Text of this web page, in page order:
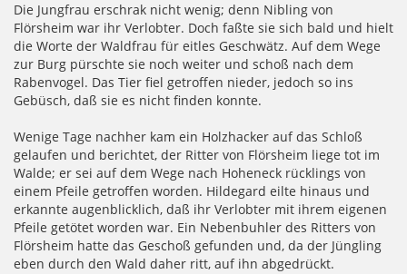
Die Jungfrau erschrak nicht wenig; denn Nibling von
Flörsheim war ihr Verlobter. Doch faßte sie sich bald und hielt
die Worte der Waldfrau für eitles Geschwätz. Auf dem Wege
zur Burg pürschte sie noch weiter und schoß nach dem
Rabenvogel. Das Tier fiel getroffen nieder, jedoch so ins
Gebüsch, daß sie es nicht finden konnte.
Wenige Tage nachher kam ein Holzhacker auf das Schloß
gelaufen und berichtet, der Ritter von Flörsheim liege tot im
Walde; er sei auf dem Wege nach Hoheneck rücklings von
einem Pfeile getroffen worden. Hildegard eilte hinaus und
erkannte augenblicklich, daß ihr Verlobter mit ihrem eigenen
Pfeile getötet worden war. Ein Nebenbuhler des Ritters von
Flörsheim hatte das Geschoß gefunden und, da der Jüngling
eben durch den Wald daher ritt, auf ihn abgedrückt.